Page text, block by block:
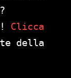
Clicca
della